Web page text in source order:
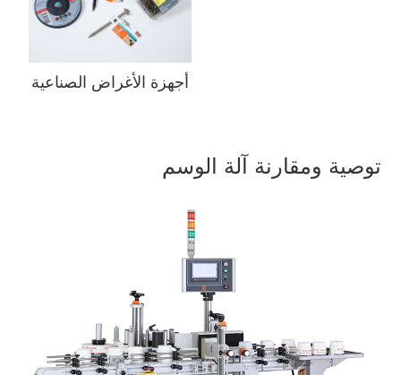
أجهزة الأغراض الصناعية
توصية ومقارنة آلة الوسم